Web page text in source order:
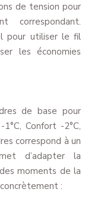
de tension pour
correspondant.
pour utiliser le fil
les économies
de base pour
Confort -2°C,
correspond à un
d’adapter la
moments de la
: